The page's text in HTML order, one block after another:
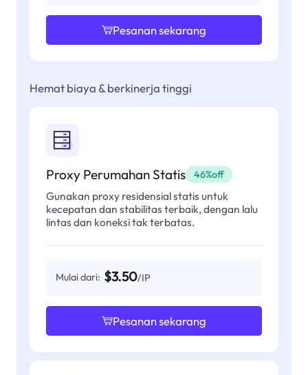
Pesanan sekarang
Hemat biaya & berkinerja tinggi
Proxy Perumahan Statis 46%off
Gunakan proxy residensial statis untuk
kecepatan dan stabilitas terbaik, dengan lalu
lintas dan koneksi tak terbatas.
Mulai dari: $3.50/IP
Pesanan sekarang